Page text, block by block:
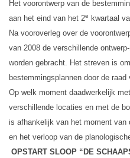
Het voorontwerp van de
aan het eind van het 2e
kwartaal
Na vooroverleg over de
van 2008 de verschillende
worden gebracht. Het streven is
bestemmingsplannen door de
Op welk moment daadwerkelijk
verschillende locaties en met de
is afhankelijk van het moment van
en het verloop van de
OPSTART SLOOP “DE